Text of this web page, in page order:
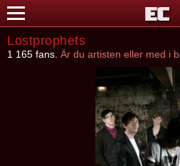
Lostprophets
1 165 fans. Är du artisten eller med i